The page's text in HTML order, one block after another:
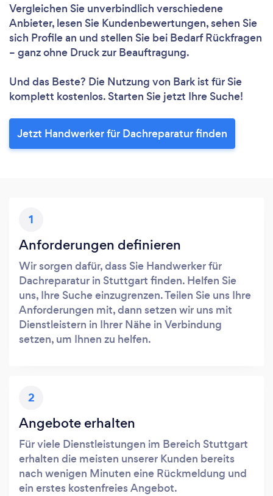
Vergleichen Sie unverbindlich verschiedene
Anbieter, lesen Sie Kundenbewertungen, sehen Sie
sich Profile an und stellen Sie bei Bedarf Rückfragen
– ganz ohne Druck zur Beauftragung.
Und das Beste? Die Nutzung von Bark ist für Sie
komplett kostenlos. Starten Sie jetzt Ihre Suche!
Jetzt Handwerker für Dachreparatur finden
1
Anforderungen definieren
Wir sorgen dafür, dass Sie Handwerker für
Dachreparatur in Stuttgart finden. Helfen Sie
uns, Ihre Suche einzugrenzen. Teilen Sie uns Ihre
Anforderungen mit, dann setzen wir uns mit
Dienstleistern in Ihrer Nähe in Verbindung
setzen, um Ihnen zu helfen.
2
Angebote erhalten
Für viele Dienstleistungen im Bereich Stuttgart
erhalten die meisten unserer Kunden bereits
nach wenigen Minuten eine Rückmeldung und
ein erstes kostenfreies Angebot.